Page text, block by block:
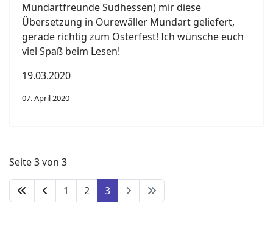
Mundartfreunde Südhessen) mir diese
Übersetzung in Ourewäller Mundart geliefert,
gerade richtig zum Osterfest! Ich wünsche euch
viel Spaß beim Lesen!
19.03.2020
07. April 2020
Seite 3 von 3
1 2 3